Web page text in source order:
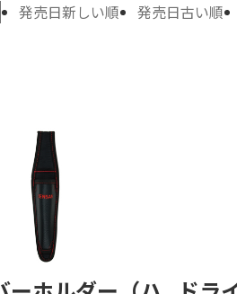
発売日新しい順 発売日古い順